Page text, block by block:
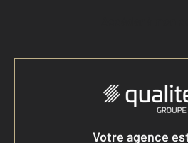
Accéder à mon
Votre agence